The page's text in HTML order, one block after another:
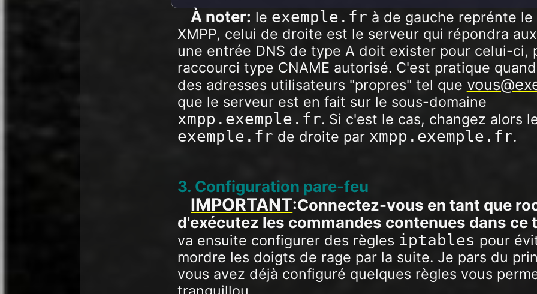
À noter: le exemple.fr à de gauche reprénte le
XMPP, celui de droite est le serveur qui répondra
une entrée DNS de type A doit exister pour celui-ci,
raccourci type CNAME autorisé. C'est pratique
des adresses utilisateurs "propres" tel que
que le serveur est en fait sur le sous-domaine
xmpp.exemple.fr. Si c'est le cas, changez alors
exemple.fr de droite par xmpp.exemple.fr.
3. Configuration pare-feu
IMPORTANT:Connectez-vous en tant que
d'exécutez les commandes contenues dans ce
va ensuite configurer des règles iptables pour
mordre les doigts de rage par la suite. Je pars du
vous avez déjà configuré quelques règles vous
tranquillou.